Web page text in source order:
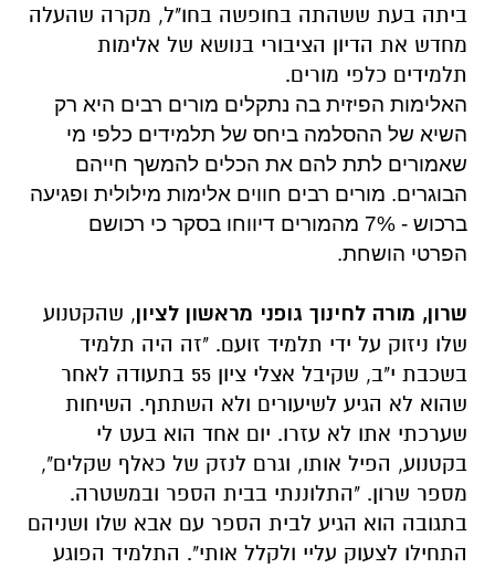
ביתה בעת ששהתה בחופשה בחו"ל, מקרה שהעלה
מחדש את הדיון הציבורי בנושא של אלימות
תלמידים כלפי מורים.
האלימות הפיזית בה נתקלים מורים רבים היא רק
השיא של ההסלמה ביחס של תלמידים כלפי מי
שאמורים לתת להם את הכלים להמשך חייהם
הבוגרים. מורים רבים חווים אלימות מילולית ופגיעה
ברכוש - 7% מהמורים דיווחו בסקר כי רכושם
הפרטי הושחת.
שרון, מורה לחינוך גופני מראשון לציון, שהקטנוע
שלו ניזוק על ידי תלמיד זועם. "זה היה תלמיד
בשכבת י"ב, שקיבל אצלי ציון 55 בתעודה לאחר
שהוא לא הגיע לשיעורים ולא השתתף. השיחות
שערכתי אתו לא עזרו. יום אחד הוא בעט לי
בקטנוע, הפיל אותו, וגרם לנזק של כאלף שקלים",
מספר שרון. "התלוננתי בבית הספר ובמשטרה.
בתגובה הוא הגיע לבית הספר עם אבא שלו ושניהם
התחילו לצעוק עליי ולקלל אותי". התלמיד הפוגע